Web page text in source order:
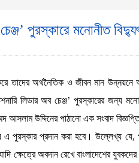
পুরস্কারে মনোনীত
তাদের অর্থনৈতিক ও জীবন মান উন্নয়নে
লিডার অব চেঞ্জ’ পুরস্কারের জন্য
আসলাম উদ্দিনের পাঠানো এক সংবাদ
এ পুরস্কার প্রদান করা হবে। উল্লেখ্য যে,
অবদান রেখে বাংলাদেশের যুবকদের